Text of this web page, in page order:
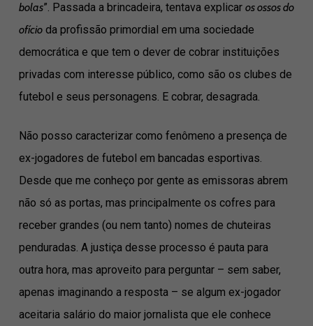
bolas”. Passada a brincadeira, tentava explicar os ossos do
ofícioda profissão primordial em uma sociedade
democrática e que tem o dever de cobrar instituições
privadas com interesse público, como são os clubes de
futebol e seus personagens. E cobrar, desagrada.
Não posso caracterizar como fenômeno a presença de
ex-jogadores de futebol em bancadas esportivas.
Desde que me conheço por gente as emissoras abrem
não só as portas, mas principalmente os cofres para
receber grandes (ou nem tanto) nomes de chuteiras
penduradas. A justiça desse processo é pauta para
outra hora, mas aproveito para perguntar – sem saber,
apenas imaginando a resposta – se algum ex-jogador
aceitaria salário do maior jornalista que ele conhece